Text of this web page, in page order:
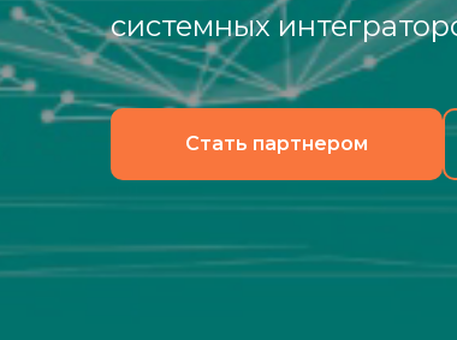
системных
Стать партнером